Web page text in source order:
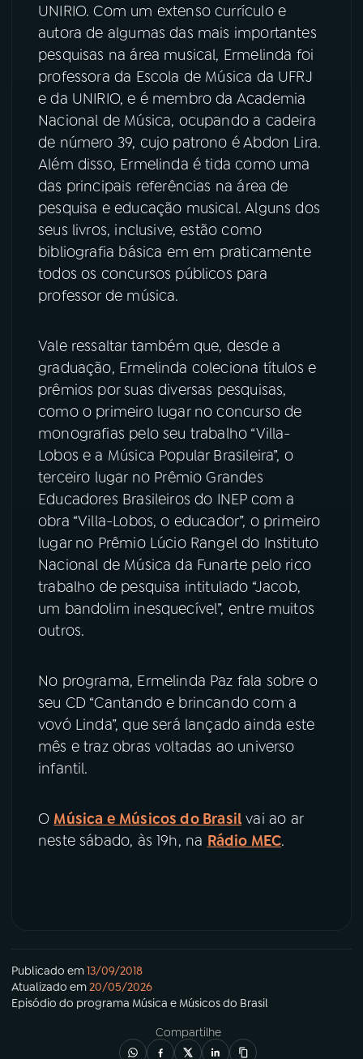
UNIRIO. Com um extenso currículo e
autora de algumas das mais importantes
pesquisas na área musical, Ermelinda foi
professora da Escola de Música da UFRJ
e da UNIRIO, e é membro da Academia
Nacional de Música, ocupando a cadeira
de número 39, cujo patrono é Abdon Lira.
Além disso, Ermelinda é tida como uma
das principais referências na área de
pesquisa e educação musical. Alguns dos
seus livros, inclusive, estão como
bibliografia básica em em praticamente
todos os concursos públicos para
professor de música.
Vale ressaltar também que, desde a
graduação, Ermelinda coleciona títulos e
prêmios por suas diversas pesquisas,
como o primeiro lugar no concurso de
monografias pelo seu trabalho “Villa-
Lobos e a Música Popular Brasileira”, o
terceiro lugar no Prêmio Grandes
Educadores Brasileiros do INEP com a
obra “Villa-Lobos, o educador”, o primeiro
lugar no Prêmio Lúcio Rangel do Instituto
Nacional de Música da Funarte pelo rico
trabalho de pesquisa intitulado “Jacob,
um bandolim inesquecível”, entre muitos
outros.
No programa, Ermelinda Paz fala sobre o
seu CD “Cantando e brincando com a
vovó Linda”, que será lançado ainda este
mês e traz obras voltadas ao universo
infantil.
O Música e Músicos do Brasil vai ao ar
neste sábado, às 19h, na Rádio MEC.
Publicado em13/09/2018
Atualizado em20/05/2026
Episódio do programa Música e Músicos do Brasil
Compartilhe